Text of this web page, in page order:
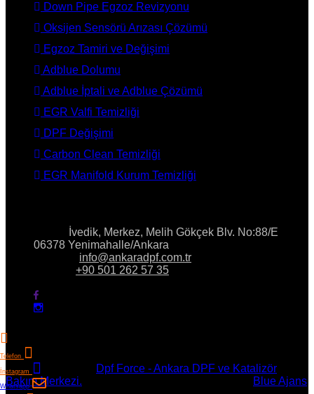
Telefon
İnstagram
Whatsapp
Down Pipe Egzoz Revizyonu
Oksijen Sensörü Arızası Çözümü
Egzoz Tamiri ve Değişimi
Adblue Dolumu
Adblue İptali ve Adblue Çözümü
EGR Valfi Temizliği
DPF Değişimi
Carbon Clean Temizliği
EGR Manifold Kurum Temizliği
İvedik, Merkez, Melih Gökçek Blv. No:88/E
06378 Yenimahalle/Ankara
info@ankaradpf.com.tr
+90 501 262 57 35
Copyright © 2023
Dpf Force - Ankara DPF ve Katalizör
Bakım Merkezi.
Blue Ajans